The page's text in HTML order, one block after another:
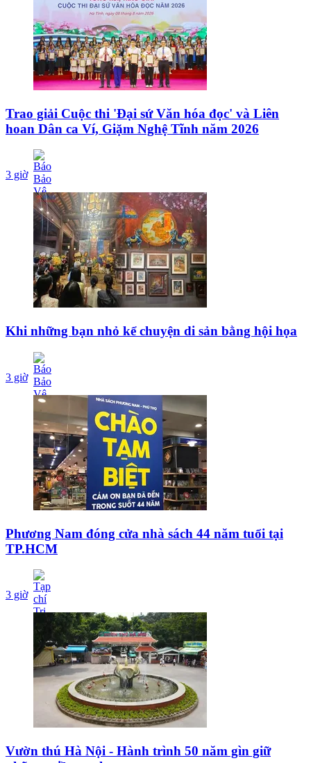
Trao giải Cuộc thi 'Đại sứ Văn hóa đọc' và Liên
hoan Dân ca Ví, Giặm Nghệ Tĩnh năm 2026
3 giờ
Khi những bạn nhỏ kể chuyện di sản bằng hội họa
3 giờ
Phương Nam đóng cửa nhà sách 44 năm tuổi tại
TP.HCM
3 giờ
Vườn thú Hà Nội - Hành trình 50 năm gìn giữ